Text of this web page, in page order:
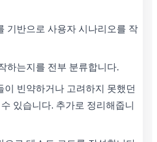
기반으로 사용자 시나리오를 작
하는지를 전부 분류합니다.
이 빈약하거나 고려하지 못했던
있습니다. 추가로 정리해줍니